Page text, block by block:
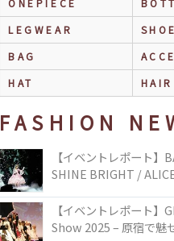
ONEPIECE
LEGWEAR
BAG
HAT
FASHION
【イベントレポート】
SHINE BRIGHT /
TOKYO
【イベントレポート】
Show 2025 – 原宿で魅